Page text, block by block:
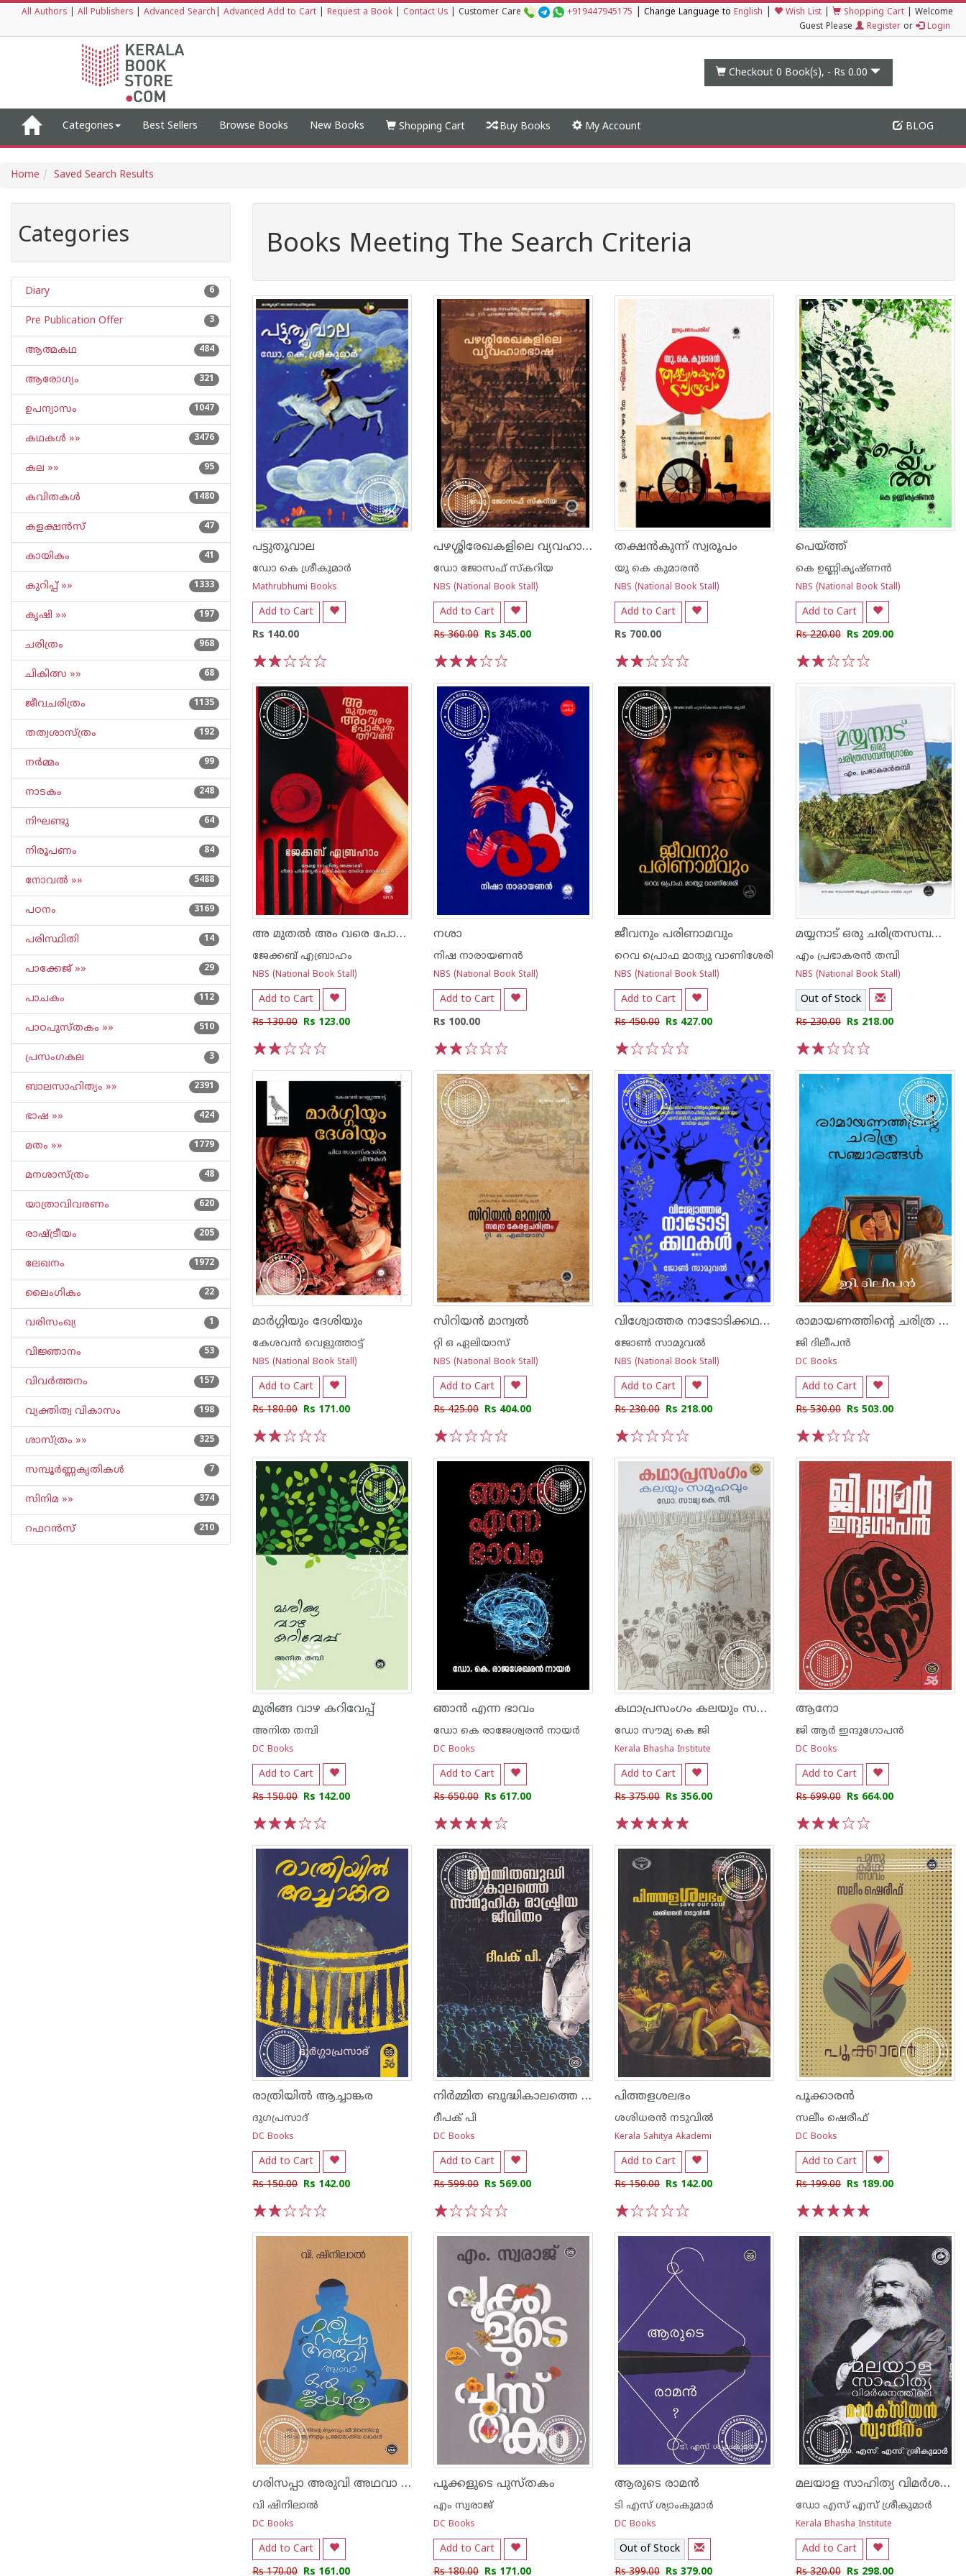
All Authors All Publishers Advanced Search Advanced Add to Cart Request a Book Contact Us Customer Care +919447945175 Change Language to English Wish List Shopping Cart
Welcome
Guest Please
Register or Login
Checkout 0 Book(s), - Rs 0.00
Categories Best Sellers Browse Books New Books Shopping Cart Buy Books My Account BLOG
Home Saved Search Results
Categories
Diary 6
Pre Publication Offer 3
ആത്മകഥ 484
ആരോഗ്യം 321
ഉപന്യാസം 1047
കഥകള്‍ »» 3476
കല »» 95
കവിതകള്‍ 1480
കളക്ഷന്‍സ് 47
കായികം 41
കുറിപ്പ്‌ »» 1333
കൃഷി »» 197
ചരിത്രം 968
ചികിത്സ »» 68
ജീവചരിത്രം 1135
തത്വശാസ്ത്രം 192
നര്‍മ്മം 99
നാടകം 248
നിഘണ്ടു 64
നിരൂപണം 84
നോവല്‍ »» 5488
പഠനം 3169
പരിസ്ഥിതി 14
പാക്കേജ് »» 29
പാചകം 112
പാഠപുസ്തകം »» 510
പ്രസംഗകല 3
ബാലസാഹിത്യം »» 2391
ഭാഷ »» 424
മതം »» 1779
മനശാസ്ത്രം 48
യാത്രാവിവരണം 620
രാഷ്ട്രീയം 205
ലേഖനം 1972
ലൈംഗികം 22
വരിസംഖ്യ 1
വിജ്ഞാനം 53
വിവര്‍ത്തനം 157
വ്യക്തിത്വ വികാസം 198
ശാസ്ത്രം »» 325
സമ്പൂര്‍ണ്ണകൃതികള്‍ 7
സിനിമ »» 374
റഫറന്‍സ് 210
Books Meeting The Search Criteria
പട്ടുതൂവാല
ഡോ കെ ശ്രീകുമാര്‍
Mathrubhumi Books
Add to Cart
Rs 140.00
പഴശ്ശിരേഖകളിലെ വ്യവഹാരഭാഷ
ഡോ ജോസഫ് സ്കറിയ
NBS (National Book Stall)
Add to Cart
Rs 360.00 Rs 345.00
തക്ഷൻകുന്ന് സ്വരൂപം
യു കെ കുമാരന്‍
NBS (National Book Stall)
Add to Cart
Rs 700.00
പെയ്ത്ത്
കെ ഉണ്ണികൃഷ്ണൻ
NBS (National Book Stall)
Add to Cart
Rs 220.00 Rs 209.00
അ മുതൽ അം വരെ പോകുന്ന തീവണ്ടി
ജേക്കബ് എബ്രാഹം
NBS (National Book Stall)
Add to Cart
Rs 130.00 Rs 123.00
നശാ
നിഷ നാരായണൻ
NBS (National Book Stall)
Add to Cart
Rs 100.00
ജീവനും പരിണാമവും
റെവ പ്രൊഫ മാത്യു വാണിശേരി
NBS (National Book Stall)
Add to Cart
Rs 450.00 Rs 427.00
മയ്യനാട് ഒരു ചരിത്രസമ്പന്നഗ്രാമം
എം പ്രഭാകരന്‍ തമ്പി
NBS (National Book Stall)
Out of Stock
Rs 230.00 Rs 218.00
മാർഗ്ഗിയും ദേശിയും
കേശവന്‍ വെളുത്താട്ട്‌
NBS (National Book Stall)
Add to Cart
Rs 180.00 Rs 171.00
സിറിയൻ മാന്വൽ
റ്റി ഒ ഏലിയാസ്
NBS (National Book Stall)
Add to Cart
Rs 425.00 Rs 404.00
വിശ്വോത്തര നാടോടിക്കഥകൾ
ജോണ്‍ സാമുവല്‍
NBS (National Book Stall)
Add to Cart
Rs 230.00 Rs 218.00
രാമായണത്തിന്റെ ചരിത്ര സഞ്ചാരങ്ങള്‍
ജി ദിലീപൻ
DC Books
Add to Cart
Rs 530.00 Rs 503.00
മുരിങ്ങ വാഴ കറിവേപ്പ്
അനിത തമ്പി
DC Books
Add to Cart
Rs 150.00 Rs 142.00
ഞാന്‍ എന്ന ഭാവം
ഡോ കെ രാജേശ്വരന്‍ നായര്‍
DC Books
Add to Cart
Rs 650.00 Rs 617.00
കഥാപ്രസംഗം കലയും സമൂഹവും
ഡോ സൗമ്യ കെ ജി
Kerala Bhasha Institute
Add to Cart
Rs 375.00 Rs 356.00
ആനോ
ജി ആര്‍ ഇന്ദുഗോപന്‍
DC Books
Add to Cart
Rs 699.00 Rs 664.00
രാത്രിയില്‍ ആച്ചാങ്കര
ദുഗപ്രസാദ്
DC Books
Add to Cart
Rs 150.00 Rs 142.00
നിര്‍മ്മിത ബുദ്ധികാലത്തെ സാമൂഹിക രാഷ്ട്രീയ ജീവിതം
ദീപക് പി
DC Books
Add to Cart
Rs 599.00 Rs 569.00
പിത്തളശലഭം
ശശിധരന്‍ നടുവില്‍
Kerala Sahitya Akademi
Add to Cart
Rs 150.00 Rs 142.00
പൂക്കാരന്‍
സലീം ഷെരീഫ്
DC Books
Add to Cart
Rs 199.00 Rs 189.00
ഗരിസപ്പാ അരുവി അഥവാ ഒരു ജലയാത്ര
വി ഷിനിലാല്‍
DC Books
Add to Cart
Rs 170.00 Rs 161.00
പൂക്കളുടെ പുസ്തകം
എം സ്വരാജ്
DC Books
Add to Cart
Rs 180.00 Rs 171.00
ആരുടെ രാമന്‍
ടി എസ് ശ്യാംകുമാര്‍
DC Books
Out of Stock
Rs 399.00 Rs 379.00
മലയാള സാഹിത്യ വിമര്‍ശനത്തിലെ മര്‍ക്സിയന്‍ സ്വാധീനം
ഡോ എസ് എസ് ശ്രീകുമാര്‍
Kerala Bhasha Institute
Add to Cart
Rs 320.00 Rs 298.00